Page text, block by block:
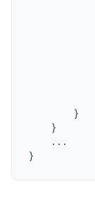
}
}
...
}